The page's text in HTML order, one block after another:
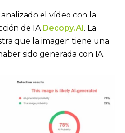
el vídeo con la
de IA Decopy.AI. La
que la imagen tiene una
sido generada con IA.